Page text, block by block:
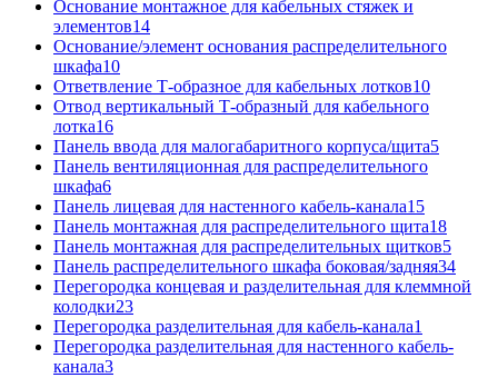
Основание монтажное для кабельных стяжек и
элементов14
Основание/элемент основания распределительного
шкафа10
Ответвление Т-образное для кабельных лотков10
Отвод вертикальный Т-образный для кабельного
лотка16
Панель ввода для малогабаритного корпуса/щита5
Панель вентиляционная для распределительного
шкафа6
Панель лицевая для настенного кабель-канала15
Панель монтажная для распределительного щита18
Панель монтажная для распределительных щитков5
Панель распределительного шкафа боковая/задняя34
Перегородка концевая и разделительная для клеммной
колодки23
Перегородка разделительная для кабель-канала1
Перегородка разделительная для настенного кабель-
канала3